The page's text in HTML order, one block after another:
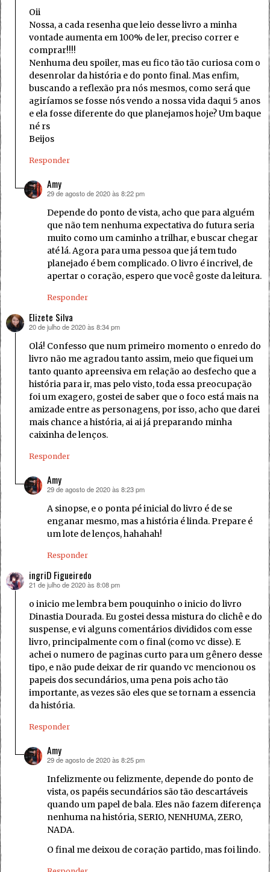
Oii
Nossa, a cada resenha que leio desse livro a minha
vontade aumenta em 100% de ler, preciso correr e
comprar!!!!
Nenhuma deu spoiler, mas eu fico tão tão curiosa com o
desenrolar da história e do ponto final. Mas enfim,
buscando a reflexão pra nós mesmos, como será que
agiríamos se fosse nós vendo a nossa vida daqui 5 anos
e ela fosse diferente do que planejamos hoje? Um baque
né rs
Beijos
Responder
Amy
disse:
29 de agosto de 2020 às 8:22 pm
Depende do ponto de vista, acho que para alguém
que não tem nenhuma expectativa do futura seria
muito como um caminho a trilhar, e buscar chegar
até lá. Agora para uma pessoa que já tem tudo
planejado é bem complicado. O livro é incrivel, de
apertar o coração, espero que você goste da leitura.
Responder
Elizete Silva
disse:
20 de julho de 2020 às 8:34 pm
Olá! Confesso que num primeiro momento o enredo do
livro não me agradou tanto assim, meio que fiquei um
tanto quanto apreensiva em relação ao desfecho que a
história para ir, mas pelo visto, toda essa preocupação
foi um exagero, gostei de saber que o foco está mais na
amizade entre as personagens, por isso, acho que darei
mais chance a história, ai ai já preparando minha
caixinha de lenços.
Responder
Amy
disse:
29 de agosto de 2020 às 8:23 pm
A sinopse, e o ponta pé inicial do livro é de se
enganar mesmo, mas a história é linda. Prepare é
um lote de lenços, hahahah!
Responder
ingriD Figueiredo
disse:
21 de julho de 2020 às 8:08 pm
o inicio me lembra bem pouquinho o inicio do livro
Dinastia Dourada. Eu gostei dessa mistura do clichê e do
suspense, e vi alguns comentários divididos com esse
livro, principalmente com o final (como vc disse). E
achei o numero de paginas curto para um gênero desse
tipo, e não pude deixar de rir quando vc mencionou os
papeis dos secundários, uma pena pois acho tão
importante, as vezes são eles que se tornam a essencia
da história.
Responder
Amy
disse:
29 de agosto de 2020 às 8:25 pm
Infelizmente ou felizmente, depende do ponto de
vista, os papéis secundários são tão descartáveis
quando um papel de bala. Eles não fazem diferença
nenhuma na história, SERIO, NENHUMA, ZERO,
NADA.
O final me deixou de coração partido, mas foi lindo.